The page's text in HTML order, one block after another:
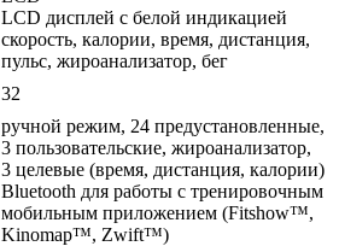
LCD дисплей с белой индикацией
скорость, калории, время, дистанция,
пульс, жироанализатор, бег
32
ручной режим, 24 предустановленные,
3 пользовательские, жироанализатор,
3 целевые (время, дистанция, калории)
Bluetooth для работы с тренировочным
мобильным приложением (Fitshow™,
Kinomap™, Zwift™)